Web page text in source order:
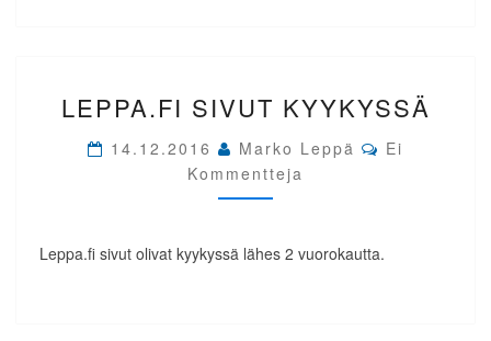
SIVUT
LEPPA.FI SIVUT KYYKYSSÄ
14.12.2016 Marko Leppä Comments
Ei
Kommentteja
Leppa.fi sivut olivat kyykyssä lähes 2 vuorokautta.